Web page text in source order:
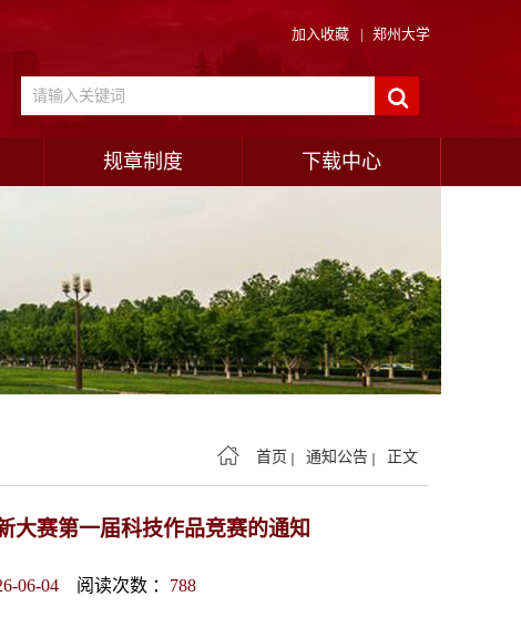
加入收藏 | 郑州大学
规章制度 下载中心
首页 通知公告 正文
大赛第一届科技作品竞赛的通知
06-04 阅读次数 ： 788